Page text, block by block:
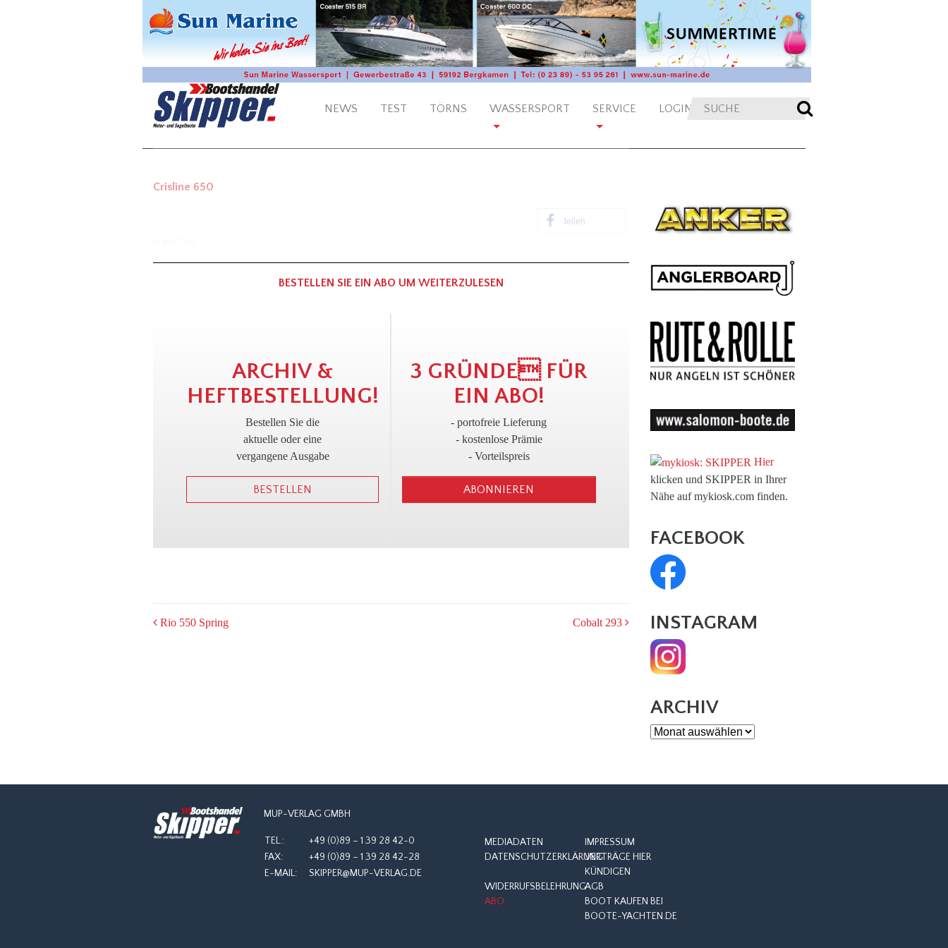
NEWS TEST TÖRNS WASSERSPORT SERVICE LOGIN
Crisline 650
teilen
BESTELLEN SIE EIN ABO UM WEITERZULESEN
!
ARCHIV &
HEFTBESTELLUNG!
Bestellen Sie die
aktuelle oder eine
vergangene Ausgabe
BESTELLEN 3
3 GRÜNDE FÜR
EIN ABO!
- portofreie Lieferung
- kostenlose Prämie
- Vorteilspreis
ABONNIEREN
POST
Rio 550 Spring Cobalt 293
Hier
klicken und SKIPPER in Ihrer
Nähe auf mykiosk.com finden.
FACEBOOK
INSTAGRAM
ARCHIV
Archiv
MUP-VERLAG GMBH
TEL.:
+49 (0)89 – 1 39 28 42-0
FAX:
+49 (0)89 – 1 39 28 42-28
E-MAIL:
SKIPPER@MUP-VERLAG.DE
MEDIADATEN
IMPRESSUM
DATENSCHUTZERKLÄRUNGVERTRÄGE HIER
KÜNDIGEN
WIDERRUFSBELEHRUNGAGB
ABO
BOOT KAUFEN BEI
BOOTE-YACHTEN.DE